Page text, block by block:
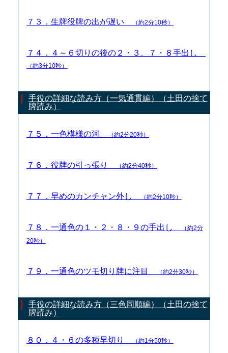
７３．生牌役牌の出が遅い （約2分10秒）
７４．４～６切りの後の２・３、７・８手出し
（約3分10秒）
手役の詳細な読み方（一気通貫編）（土田の捨て
牌読み）
７５．一色模様の河 （約2分20秒）
７６．役牌の引っ張り （約2分40秒）
７７．早めのカンチャン外し （約2分10秒）
７８．一通色の１・２・８・９の手出し
（約2分
20秒）
７９．一通色のツモ切り牌に注目 （約2分30秒）
手役の詳細な読み方（三色同順編）（土田の捨て
牌読み）
８０．４・６の多種早切り （約1分50秒）